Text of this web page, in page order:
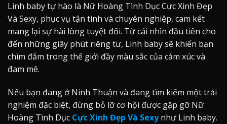
Linh baby tự hào là Nữ Hoàng Tình Dục Cực Xinh Đẹp
Và Sexy, phục vụ tận tình và chuyên nghiệp, cam kết
mang lại sự hài lòng tuyệt đối. Từ cái nhìn đầu tiên cho
đến những giây phút riêng tư, Linh baby sẽ khiến bạn
chìm đắm trong thế giới đầy màu sắc của cảm xúc và
đam mê.
Nếu bạn đang ở Ninh Thuận và đang tìm kiếm một trải
nghiệm đặc biệt, đừng bỏ lỡ cơ hội được gặp gỡ Nữ
Hoàng Tình Dục Cực Xinh Đẹp Và Sexynhư Linh baby.